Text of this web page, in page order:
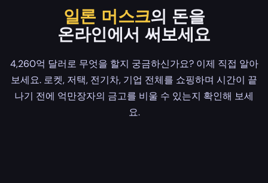
일론 머스크의 돈을
온라인에서 써보세요
4,260억 달러로 무엇을 할지 궁금하신가요? 이제 직접 알아
보세요. 로켓, 저택, 전기차, 기업 전체를 쇼핑하며 시간이 끝
나기 전에 억만장자의 금고를 비울 수 있는지 확인해 보세
요.